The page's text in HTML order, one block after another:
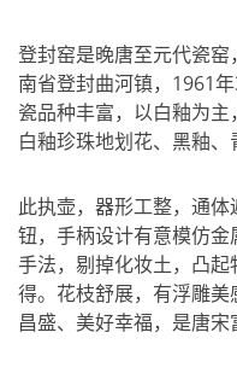
登封窑是晚唐至元代瓷
南省登封曲河镇，1961
瓷品种丰富，以白釉为主
白釉珍珠地划花、黑釉、
此执壶，器形工整，通
钮，手柄设计有意模仿
手法，剔掉化妆土，凸
得。花枝舒展，有浮雕
昌盛、美好幸福，是唐宋